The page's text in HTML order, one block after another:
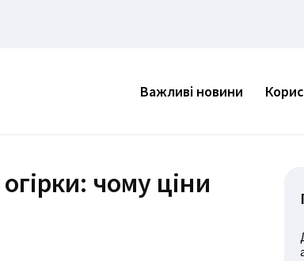
Важливі новини
чому ціни